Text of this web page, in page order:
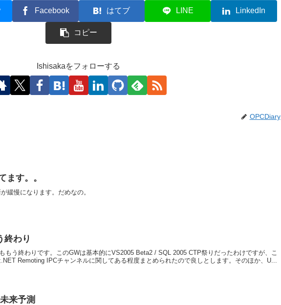
Facebook はてブ LINE LinkedIn
コピー
Ishisakaをフォローする
OPCDiary
ます。。
緩慢になります。だめなの。
終わり
もう終わりです。このGWは基本的にVS2005 Beta2 / SQL 2005 CTP祭りだったわけですが、こ
Remoting IPCチャンネルに関してある程度まとめられたので良しとします。そのほか、U...
来予測